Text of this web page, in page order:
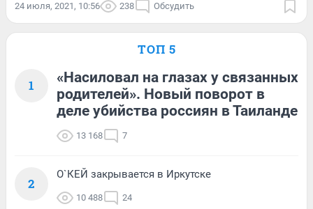
24 июля, 2021, 10:56 238 Обсудить
ТОП 5
1
«Насиловал на глазах у связанных
родителей». Новый поворот в
деле убийства россиян в Таиланде
13 168 7
2
О`КЕЙ закрывается в Иркутске
10 488 24